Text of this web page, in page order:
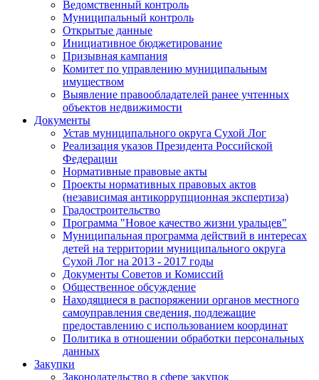
Ведомственный контроль
Муниципальный контроль
Открытые данные
Инициативное бюджетирование
Призывная кампания
Комитет по управлению муниципальным
имуществом
Выявление правообладателей ранее учтенных
объектов недвижимости
Документы
Устав муниципального округа Сухой Лог
Реализация указов Президента Российской
Федерации
Нормативные правовые акты
Проекты нормативных правовых актов
(независимая антикоррупционная экспертиза)
Градостроительство
Программа "Новое качество жизни уральцев"
Муниципальная программа действий в интересах
детей на территории муниципального округа
Сухой Лог на 2013 - 2017 годы
Документы Советов и Комиссий
Общественное обсуждение
Находящиеся в распоряжении органов местного
самоуправления сведения, подлежащие
предоставлению с использованием координат
Политика в отношении обработки персональных
данных
Закупки
Законодательство в сфере закупок